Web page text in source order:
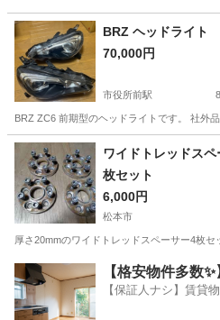
BRZ ヘッドライ
70,000円
市役所前駅
BRZ ZC6 前期型のヘッドライトです。 社外
長野 長野市 市役所前駅 外装、
ワイドトレッドス
枚セット
6,000円
松本市
厚さ20mmのワイドトレッドスペーサー4枚
長野 松本市 車のパーツ
【格安物件多数
【保証人ナシ】賃貸